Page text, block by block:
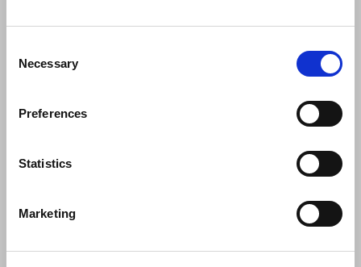
Selection
Necessary
Preferences
Statistics
Marketing